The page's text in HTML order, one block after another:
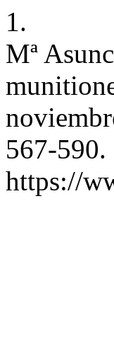
1.
Mª
567-
https://